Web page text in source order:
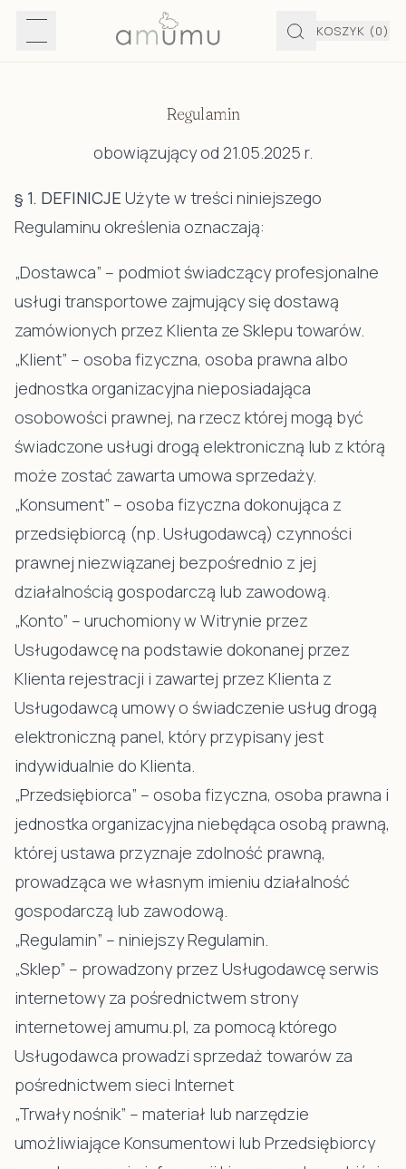
KOSZYK (0)
Regulamin
obowiązujący od 21.05.2025 r.
§ 1. DEFINICJE Użyte w treści niniejszego
Regulaminu określenia oznaczają:
„Dostawca” – podmiot świadczący profesjonalne
usługi transportowe zajmujący się dostawą
zamówionych przez Klienta ze Sklepu towarów.
„Klient” – osoba fizyczna, osoba prawna albo
jednostka organizacyjna nieposiadająca
osobowości prawnej, na rzecz której mogą być
świadczone usługi drogą elektroniczną lub z którą
może zostać zawarta umowa sprzedaży.
„Konsument” – osoba fizyczna dokonująca z
przedsiębiorcą (np. Usługodawcą) czynności
prawnej niezwiązanej bezpośrednio z jej
działalnością gospodarczą lub zawodową.
„Konto” – uruchomiony w Witrynie przez
Usługodawcę na podstawie dokonanej przez
Klienta rejestracji i zawartej przez Klienta z
Usługodawcą umowy o świadczenie usług drogą
elektroniczną panel, który przypisany jest
indywidualnie do Klienta.
„Przedsiębiorca” – osoba fizyczna, osoba prawna i
jednostka organizacyjna niebędąca osobą prawną,
której ustawa przyznaje zdolność prawną,
prowadząca we własnym imieniu działalność
gospodarczą lub zawodową.
„Regulamin” – niniejszy Regulamin.
„Sklep” – prowadzony przez Usługodawcę serwis
internetowy za pośrednictwem strony
internetowej amumu.pl, za pomocą którego
Usługodawca prowadzi sprzedaż towarów za
pośrednictwem sieci Internet
„Trwały nośnik” – materiał lub narzędzie
umożliwiające Konsumentowi lub Przedsiębiorcy